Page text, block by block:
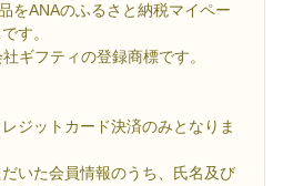
をANAのふるさと納税マイペー
す。
ギフティの登録商標です。
ジットカード決済のみとなりま
いた会員情報のうち、氏名及び